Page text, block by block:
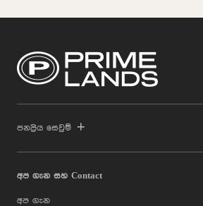
ජනප්‍රිය සෙවුම්
අප ගැන සහ Contact
අප ගැන